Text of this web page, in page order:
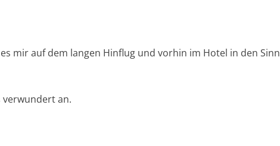
mir auf dem langen Hinflug und vorhin im Hotel in den Sinn
verwundert an.